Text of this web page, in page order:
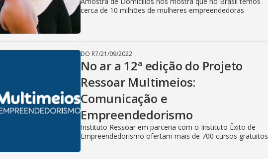
i
d
e
o
cerca de 10 milhões de mulheres empreendedoras
DO R7/21/09/2022
No ar a 12ª edição do Projeto
Ressoar Multimeios:
Comunicação e
Empreendedorismo
Instituto Ressoar em parceria com o Instituto Êxito de
Empreendedorismo ofertam mais de 700 cursos gratuitos